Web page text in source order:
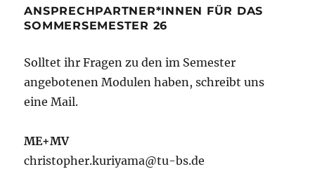
ANSPRECHPARTNER*INNEN FÜR DAS
SOMMERSEMESTER 26
Solltet ihr Fragen zu den im Semester
angebotenen Modulen haben, schreibt uns
eine Mail.
ME+MV
christopher.kuriyama@tu-bs.de